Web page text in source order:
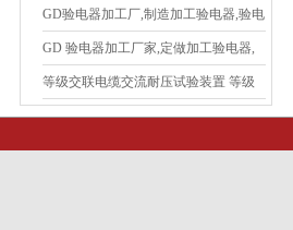
GD验电器加工厂,制造加工验电器,验电
器
GD 验电器加工厂家,定做加工验电器,
验电器
等级交联电缆交流耐压试验装置 等级
交联电缆交流耐压试验仪器